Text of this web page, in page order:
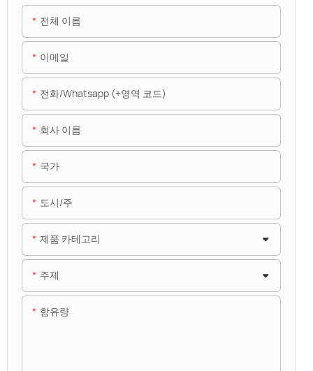
전체 이름
이메일
전화/whatsapp (+영역 코드)
회사 이름
국가
도시/주
제품 카테고리
주제
함유량